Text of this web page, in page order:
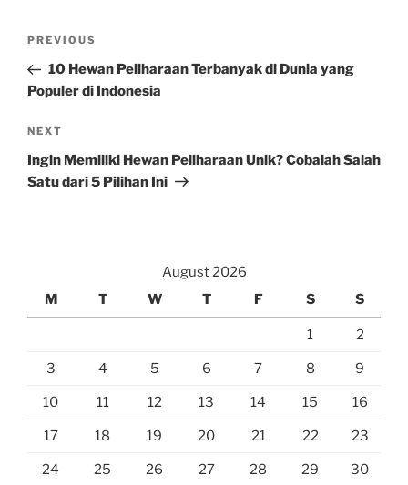
Previous
Post
PREVIOUS
10 Hewan Peliharaan Terbanyak di Dunia yang
Populer di Indonesia
Next
Post
NEXT
Ingin Memiliki Hewan Peliharaan Unik? Cobalah Salah
Satu dari 5 Pilihan Ini
August 2026
M
T W T F S S
1 2
3 4 5 6 7 8 9
10 11 12 13 14 15 16
17 18 19 20 21 22 23
24 25 26 27 28 29 30